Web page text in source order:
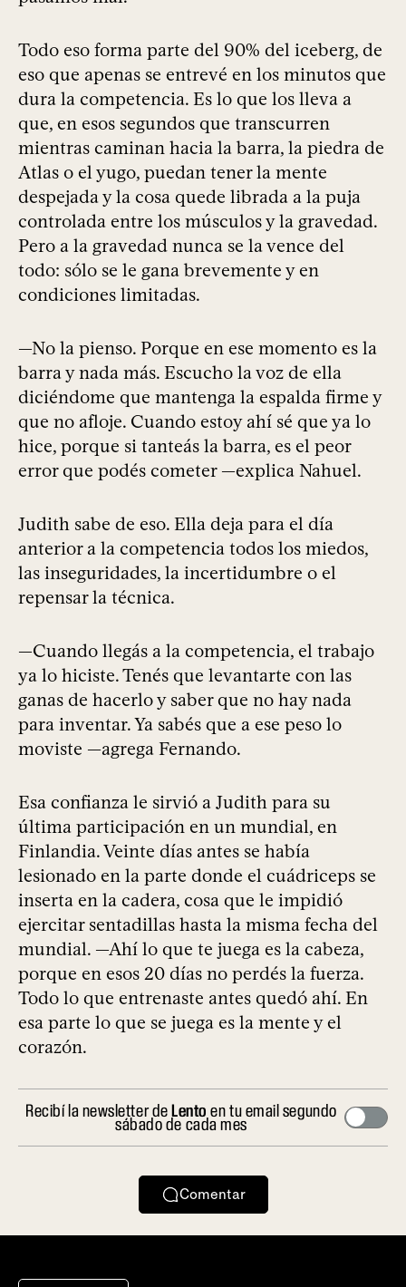
Todo eso forma parte del 90% del iceberg, de
eso que apenas se entrevé en los minutos que
dura la competencia. Es lo que los lleva a
que, en esos segundos que transcurren
mientras caminan hacia la barra, la piedra de
Atlas o el yugo, puedan tener la mente
despejada y la cosa quede librada a la puja
controlada entre los músculos y la gravedad.
Pero a la gravedad nunca se la vence del
todo: sólo se le gana brevemente y en
condiciones limitadas.
—No la pienso. Porque en ese momento es la
barra y nada más. Escucho la voz de ella
diciéndome que mantenga la espalda firme y
que no afloje. Cuando estoy ahí sé que ya lo
hice, porque si tanteás la barra, es el peor
error que podés cometer —explica Nahuel.
Judith sabe de eso. Ella deja para el día
anterior a la competencia todos los miedos,
las inseguridades, la incertidumbre o el
repensar la técnica.
—Cuando llegás a la competencia, el trabajo
ya lo hiciste. Tenés que levantarte con las
ganas de hacerlo y saber que no hay nada
para inventar. Ya sabés que a ese peso lo
moviste —agrega Fernando.
Esa confianza le sirvió a Judith para su
última participación en un mundial, en
Finlandia. Veinte días antes se había
lesionado en la parte donde el cuádriceps se
inserta en la cadera, cosa que le impidió
ejercitar sentadillas hasta la misma fecha del
mundial. —Ahí lo que te juega es la cabeza,
porque en esos 20 días no perdés la fuerza.
Todo lo que entrenaste antes quedó ahí. En
esa parte lo que se juega es la mente y el
corazón.
Recibí la newsletter deLento en tu email segundo
sábado de cada mes
Comentar